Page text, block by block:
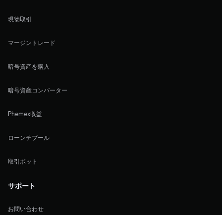
現物取引
マージントレード
暗号資産を購入
暗号資産コンバーター
Phemex収益
ローンチプール
取引ボット
サポート
お問い合わせ